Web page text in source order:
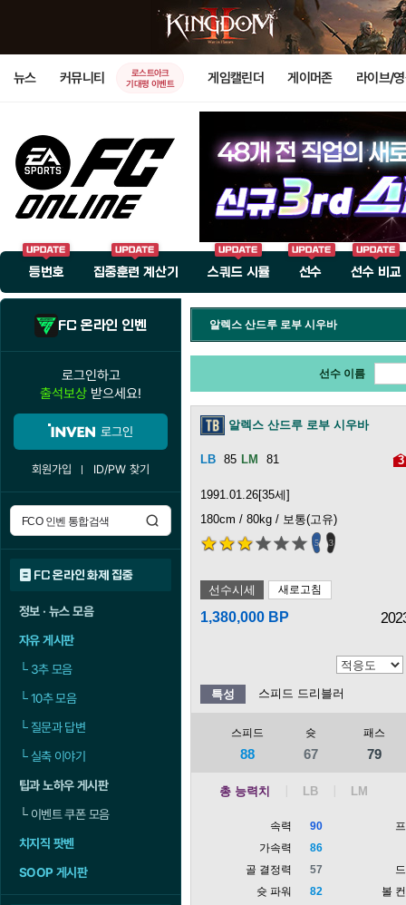
뉴스 커뮤니티
로스트아크
기대평 이벤트
게임캘린더 게이머존 라이브/
등번호 집중훈련 계산기 스쿼드 시뮬 선수 선수 비교
FC 온라인 인벤
로그인하고
출석보상 받으세요!
로그인
회원가입 ID/PW 찾기
FC 온라인 화제 집중
정보 · 뉴스 모음
자유 게시판
└3추 모음
└10추 모음
└질문과 답변
└실축 이야기
팁과 노하우 게시판
└이벤트 쿠폰 모음
치지직 팟벤
SOOP 게시판
알렉스 산드루 로부 시우바
선수 이름
알렉스 산드루 로부 시우바
85 81 3
1991.01.26[35세]
180cm / 80kg / 보통(고유)
5 3
선수시세 새로고침
1,380,000 BP
특성 스피드 드리블러
스피드
88
슛
67
패스
79
총 능력치
속력
90
가속력
86
골 결정력
57
슛 파워
82
볼